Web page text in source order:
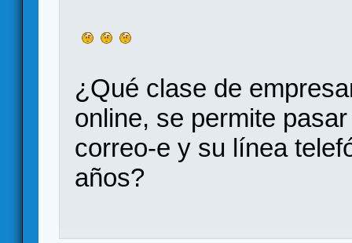
¿Qué clase de
online, se permite
correo-e y su línea
años?